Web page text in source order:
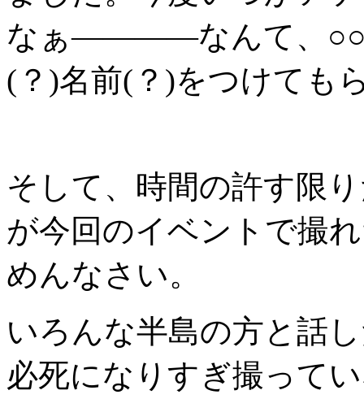
なぁ――――なんて、
(？)名前(？)をつけても
そして、時間の許す限
が今回のイベントで撮
めんなさい。
いろんな半島の方と話
必死になりすぎ撮って